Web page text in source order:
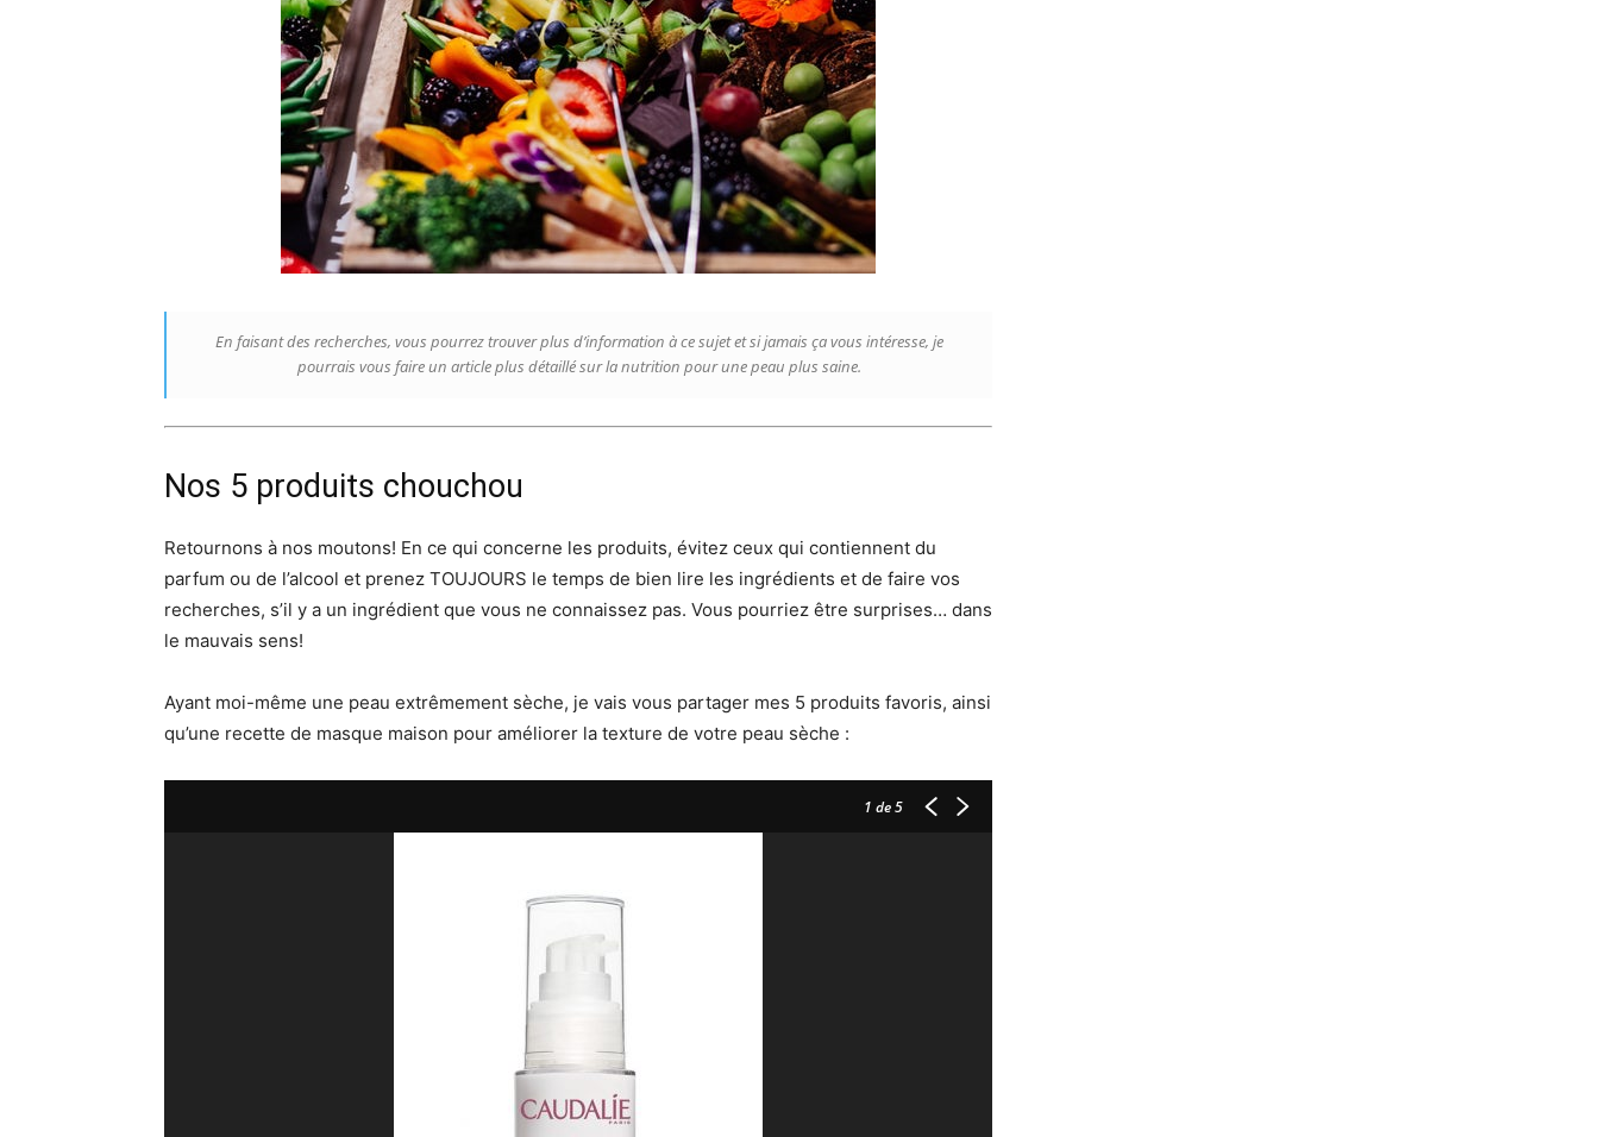
En faisant des recherches, vous pourrez trouver plus d’information à ce sujet et si jamais ça vous intéresse, je
pourrais vous faire un article plus détaillé sur la nutrition pour une peau plus saine.
Nos 5 produits chouchou
Retournons à nos moutons! En ce qui concerne les produits, évitez ceux qui contiennent du
parfum ou de l’alcool et prenez TOUJOURS le temps de bien lire les ingrédients et de faire vos
recherches, s’il y a un ingrédient que vous ne connaissez pas. Vous pourriez être surprises… dans
le mauvais sens!
Ayant moi-même une peau extrêmement sèche, je vais vous partager mes 5 produits favoris, ainsi
qu’une recette de masque maison pour améliorer la texture de votre peau sèche :
1 de 5